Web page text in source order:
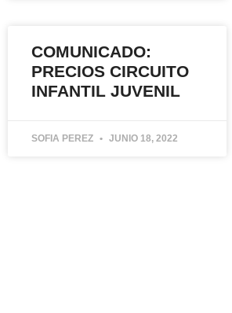
COMUNICADO:
PRECIOS CIRCUITO
INFANTIL JUVENIL
SOFIA PEREZ JUNIO 18, 2022